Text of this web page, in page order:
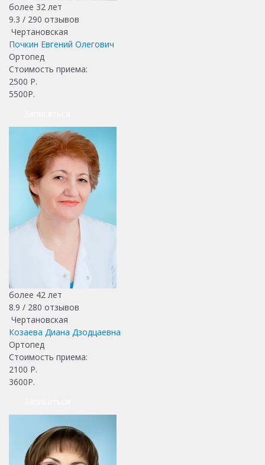
более 32 лет
9.3 / 290 отзывов
Чертановская
Почкин Евгений Олегович
Ортопед
Стоимость приема:
2500 Р.
5500Р.
более 42 лет
8.9 / 280 отзывов
Чертановская
Козаева Диана Дзодцаевна
Ортопед
Стоимость приема:
2100 Р.
3600Р.